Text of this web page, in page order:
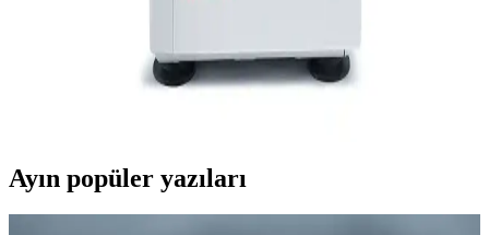
Singer 14SH654, yüksek güç ve dayanıklılığıyla ağır ve yoğun dikiş
projeleri için ideal, uzun ömürlü ve güvenilir endüstriyel dikiş
Ayın popüler yazıları